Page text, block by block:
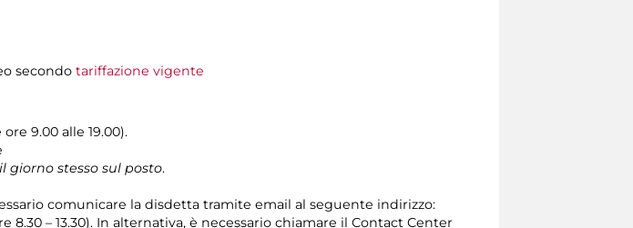
secondo tariffazione vigente
9.00 alle 19.00).
giorno stesso sul posto.
comunicare la disdetta tramite email al seguente indirizzo:
8.30 – 13.30). In alternativa, è necessario chiamare il Contact Center